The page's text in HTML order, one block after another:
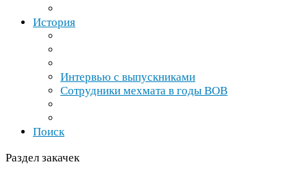
История
Интервью с выпускниками
Сотрудники мехмата в годы ВОВ
Поиск
Раздел закачек